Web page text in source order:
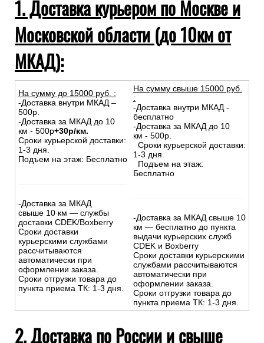
1. Доставка курьером по Москве и
Московской области (до 10км от
МКАД):
На сумму до 15000 руб. :
-Доставка внутри МКАД –
500р.
-Доставка за МКАД до 10
км - 500р+30р/км.
Сроки курьерской доставки:
1-3 дня.
Подъем на этаж: Бесплатно
-Доставка за МКАД
свыше 10 км — службы
доставки CDEK/Boxberry
Сроки доставки
курьерскими службами
рассчитываются
автоматически при
оформлении заказа.
Сроки отгрузки товара до
пункта приема ТК: 1-3 дня.
На сумму свыше 15000 руб.
:
-Доставка внутри МКАД -
бесплатно
-Доставка за МКАД до 10
км - 500р.
Сроки курьерской доставки:
1-3 дня.
Подъем на этаж:
Бесплатно
-Доставка за МКАД свыше 10
км — бесплатно до пункта
выдачи курьерских служб
CDEK и Boxberry
Сроки доставки курьерскими
службами рассчитываются
автоматически при
оформлении заказа.
Сроки отгрузки товара до
пункта приема ТК: 1-3 дня.
2. Доставка по России и свыше